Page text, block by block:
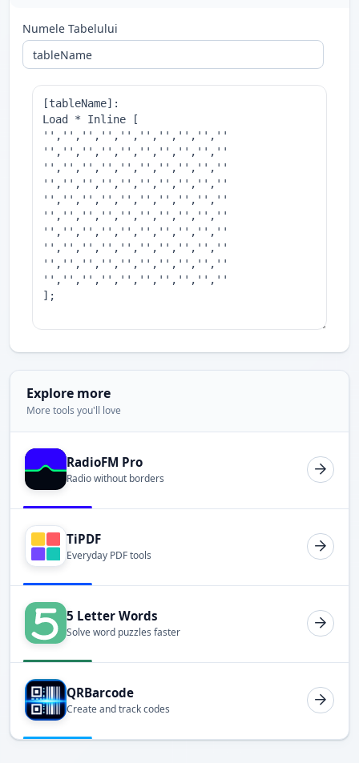
Numele Tabelului
Explore more
More tools you'll love
RadioFM Pro
Radio without borders
TiPDF
Everyday PDF tools
5 Letter Words
Solve word puzzles faster
QRBarcode
Create and track codes